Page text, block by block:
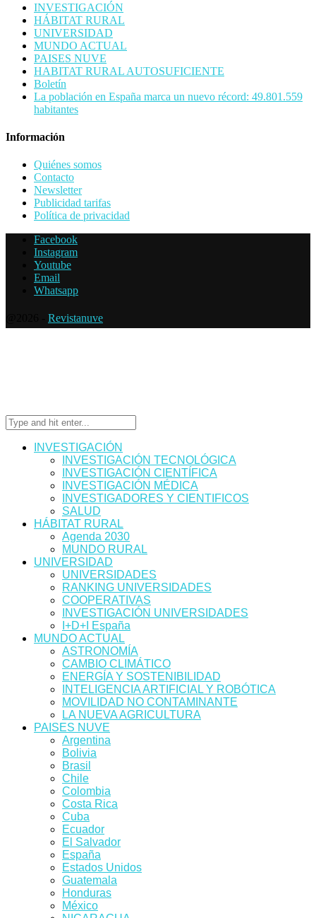
INVESTIGACIÓN
HÁBITAT RURAL
UNIVERSIDAD
MUNDO ACTUAL
PAISES NUVE
HABITAT RURAL AUTOSUFICIENTE
Boletín
La población en España marca un nuevo récord: 49.801.559
habitantes
Información
Quiénes somos
Contacto
Newsletter
Publicidad tarifas
Política de privacidad
Facebook
Instagram
Youtube
Email
Whatsapp
Revistanuve
INVESTIGACIÓN
INVESTIGACIÓN TECNOLÓGICA
INVESTIGACIÓN CIENTÍFICA
INVESTIGACIÓN MÉDICA
INVESTIGADORES Y CIENTIFICOS
SALUD
HÁBITAT RURAL
Agenda 2030
MUNDO RURAL
UNIVERSIDAD
UNIVERSIDADES
RANKING UNIVERSIDADES
COOPERATIVAS
INVESTIGACIÓN UNIVERSIDADES
I+D+I España
MUNDO ACTUAL
ASTRONOMÍA
CAMBIO CLIMÁTICO
ENERGÍA Y SOSTENIBILIDAD
INTELIGENCIA ARTIFICIAL Y ROBÓTICA
MOVILIDAD NO CONTAMINANTE
LA NUEVA AGRICULTURA
PAISES NUVE
Argentina
Bolivia
Brasil
Chile
Colombia
Costa Rica
Cuba
Ecuador
El Salvador
España
Estados Unidos
Guatemala
Honduras
México